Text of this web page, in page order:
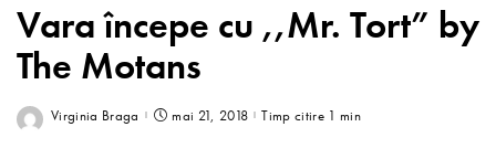
Vara începe cu ,,Mr. Tort” by
The Motans
Virginia Braga mai 21, 2018 Timp citire 1 min